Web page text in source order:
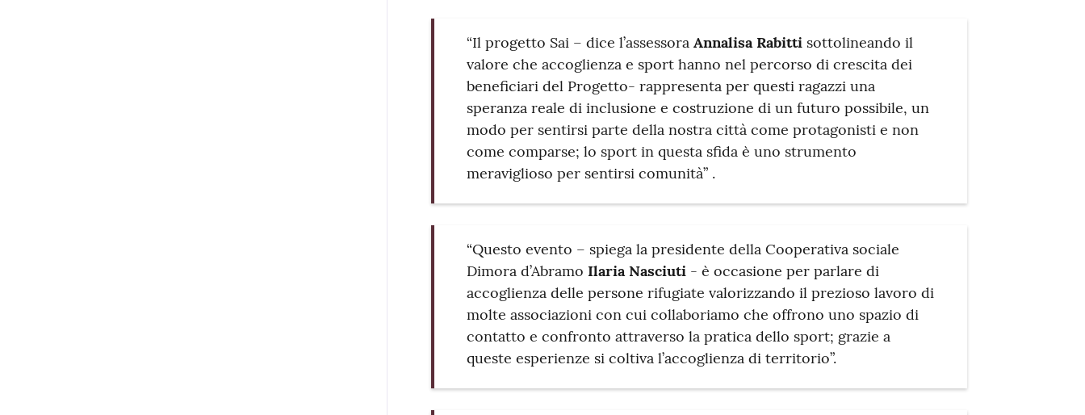
“Il progetto Sai – dice l’assessora Annalisa Rabitti sottolineando il
valore che accoglienza e sport hanno nel percorso di crescita dei
beneficiari del Progetto- rappresenta per questi ragazzi una
speranza reale di inclusione e costruzione di un futuro possibile, un
modo per sentirsi parte della nostra città come protagonisti e non
come comparse; lo sport in questa sfida è uno strumento
meraviglioso per sentirsi comunità” .
“Questo evento – spiega la presidente della Cooperativa sociale
Dimora d’Abramo Ilaria Nasciuti - è occasione per parlare di
accoglienza delle persone rifugiate valorizzando il prezioso lavoro di
molte associazioni con cui collaboriamo che offrono uno spazio di
contatto e confronto attraverso la pratica dello sport; grazie a
queste esperienze si coltiva l’accoglienza di territorio”.